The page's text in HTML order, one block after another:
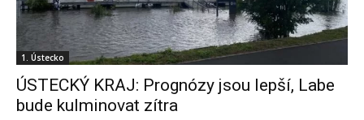
1. Ústecko
ÚSTECKÝ KRAJ: Prognózy jsou lepší, Labe
bude kulminovat zítra